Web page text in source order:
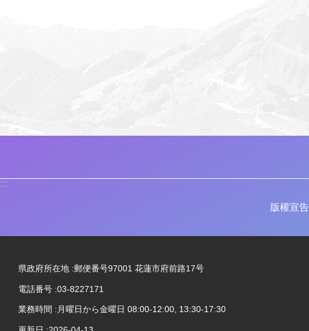
:::
版權宣告
県政府所在地 :郵便番号97001 花蓮市府前路17号
電話番号 :03-8227171
業務時間 :月曜日から金曜日 08:00-12:00, 13:30-17:30